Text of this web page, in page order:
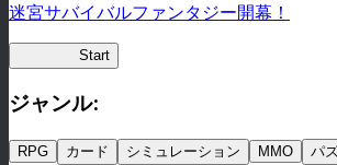
迷宮サバイバルファンタジー開幕！
Start
ジャンル:
RPG カード シミュレーション MMO パ